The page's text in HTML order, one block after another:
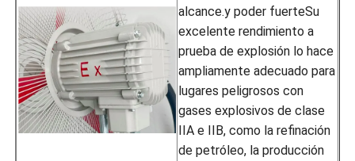
alcance.y poder fuerteSu
excelente rendimiento a
prueba de explosión lo hace
ampliamente adecuado para
lugares peligrosos con
gases explosivos de clase
IIA e IIB, como la refinación
de petróleo, la producción